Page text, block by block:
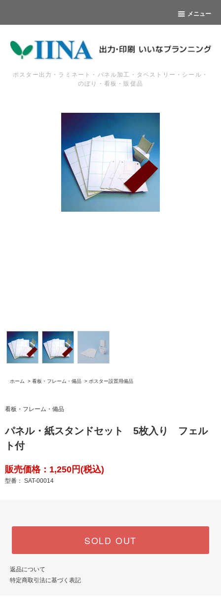
メニュー
ポスター出力・ラミネート・パネル加工・タペストリー・シール・
のぼり・看板・販促品
ホーム > 看板・フレーム・備品 > ポスター設置用備品
看板・フレーム・備品
パネル・紙スタンドセット 5枚入り フェル
ト付
販売価格：1,250円(税込)
型番： SAT-00014
SOLD OUT
返品について
特定商取引法に基づく表記